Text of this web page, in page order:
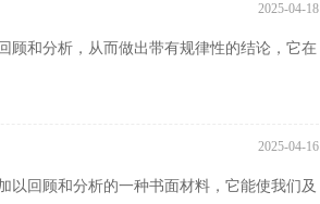
2025-04-18
顾和分析，从而做出带有规律性的结论，它在
2025-04-16
以回顾和分析的一种书面材料，它能使我们及